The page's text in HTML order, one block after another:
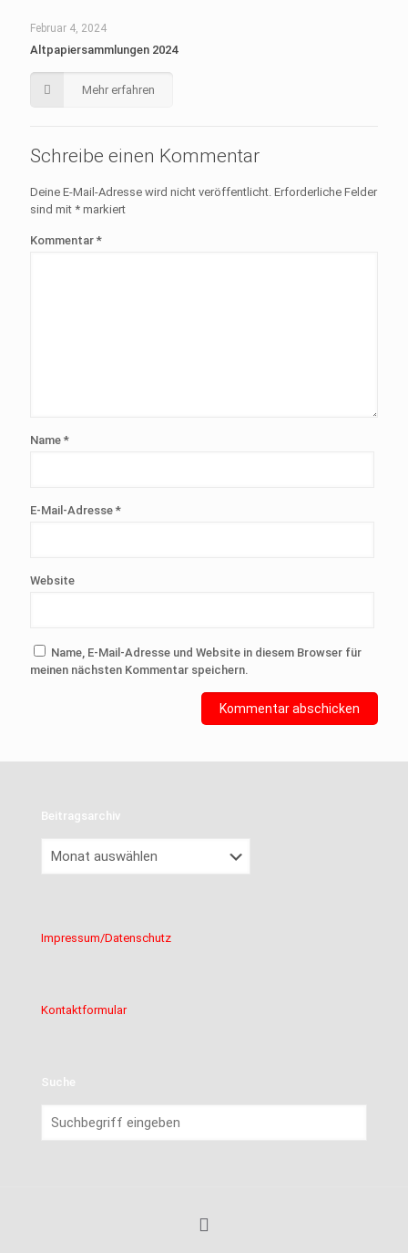
Februar 4, 2024
Altpapiersammlungen 2024
Mehr erfahren
Schreibe einen Kommentar
Deine E-Mail-Adresse wird nicht veröffentlicht. Erforderliche Felder
sind mit * markiert
Kommentar *
Name *
E-Mail-Adresse *
Website
Name, E-Mail-Adresse und Website in diesem Browser für
meinen nächsten Kommentar speichern.
Beitragsarchiv
Impressum/Datenschutz
Kontaktformular
Suche